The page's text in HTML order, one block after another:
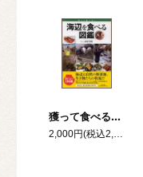
獲って食べる！海辺を食べる図鑑
2,000円(税込2,200円)